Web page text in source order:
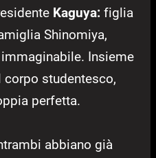
Kaguya: figlia
Shinomiya,
Insieme
corpo studentesco,
perfetta.
abbiano già